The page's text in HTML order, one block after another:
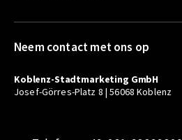
Neem contact met ons op
Koblenz-Stadtmarketing GmbH
Josef-Görres-Platz 8 | 56068 Koblenz